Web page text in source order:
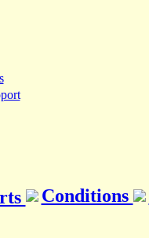
Conditions